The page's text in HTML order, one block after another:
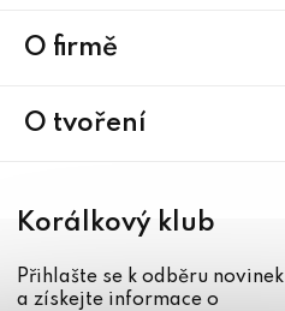
O firmě
O tvoření
Korálkový klub
Přihlašte se k odběru novinek
a získejte informace o